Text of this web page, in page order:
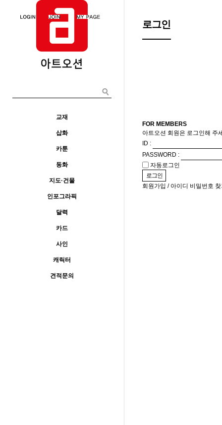
교재
삽화
카툰
동화
지도·건물
인포그라픽
달력
카드
사인
캐릭터
견적문의
로그인
FOR MEMBERS
아트오션 회원은 로그인해 주
ID :
PASSWORD :
자동로그인
회원가입 / 아이디 비밀번호